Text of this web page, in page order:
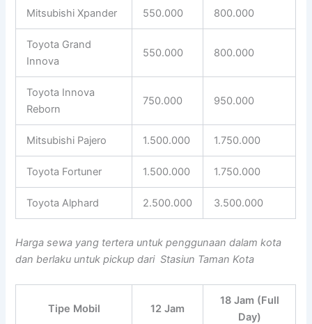
Mitsubishi Xpander 550.000 800.000
Toyota Grand
Innova
550.000 800.000
Toyota Innova
Reborn
750.000 950.000
Mitsubishi Pajero 1.500.000 1.750.000
Toyota Fortuner 1.500.000 1.750.000
Toyota Alphard 2.500.000 3.500.000
Harga sewa yang tertera untuk penggunaan dalam kota
dan berlaku untuk pickup dari Stasiun Taman Kota
Tipe Mobil 12 Jam
18 Jam (Full
Day)